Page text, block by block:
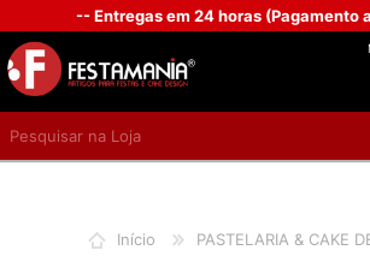
-- Entregas em 24 horas (Pagamento
Início
PASTELARIA & CAKE